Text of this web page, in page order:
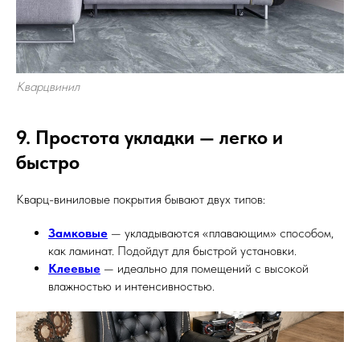
Кварцвинил
9. Простота укладки — легко и
быстро
Кварц-виниловые покрытия бывают двух типов:
Замковые — укладываются «плавающим» способом,
как ламинат. Подойдут для быстрой установки.
Клеевые — идеально для помещений с высокой
влажностью и интенсивностью.